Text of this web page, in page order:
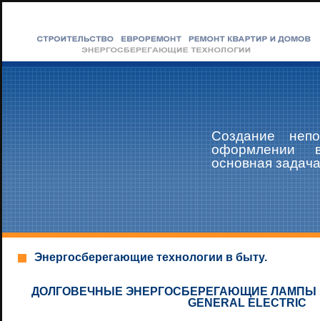
Создание
оформлении
основная задача
Энергосберегающие технологии в быту.
ДОЛГОВЕЧНЫЕ ЭНЕРГОСБЕРЕГАЮЩИЕ ЛАМПЫ
GENERAL ELECTRIC